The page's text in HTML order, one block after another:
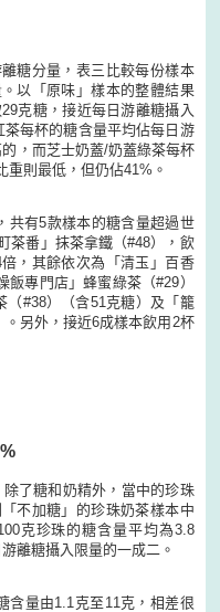
糖分量，表三比較每份樣本
以「原味」樣本的整體結果
克糖，接近每日游離糖攝入
每杯的糖含量平均佔每日游
，而芝士奶蓋/奶蓋綠茶每杯
重則最低，但仍佔41%。
共有5款樣本的糖含量超過世
茶番」抹茶拿鐵（#48），飲
，其餘依次為「清玉」百香
專門店」蜂蜜綠茶（#29）
（#38）（含51克糖）及「籠
另外，接近6成樣本飲用2杯
了糖和奶精外，當中的珍珠
不加糖」的珍珠奶茶樣本中
克珍珠的糖含量平均為3.8
離糖攝入限量的一成二。
含量由1.1克至11克，相差很